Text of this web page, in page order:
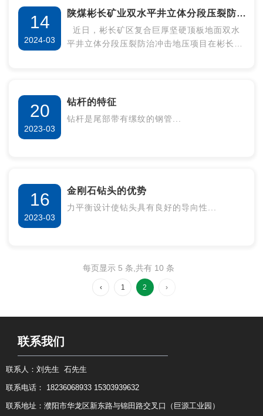
14
2024-03
陕煤彬长矿业双水平井立体分段压裂防治
冲击地压项目竣工
平井立体分段压裂防治冲击地压项目在彬长矿
先河。
20
2023-03
钻杆的特征
钻杆是尾部带有缧纹的钢管...
16
2023-03
金刚石钻头的优势
力平衡设计使钻头具有良好的导向性...
每页显示 5 条,共有 10 条
‹ 1 2 ›
联系我们
联系人：刘先生 石先生
联系电话： 18236068933 15303939632
联系地址：濮阳市华龙区新东路与锦田路交叉口（巨源工业园）